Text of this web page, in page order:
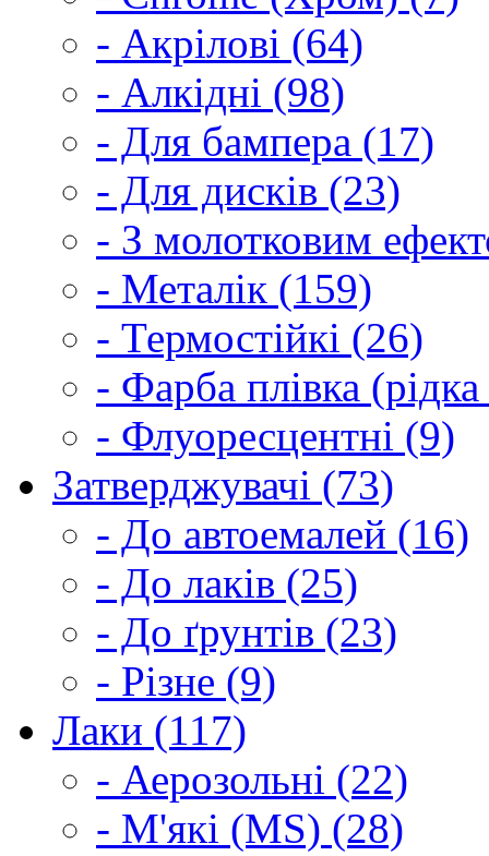
- Акрілові (64)
- Алкідні (98)
- Для бампера (17)
- Для дисків (23)
- З молотковим
- Металік (159)
- Термостійкі (26)
- Фарба плівка
- Флуоресцентні (9)
Затверджувачі (73)
- До автоемалей (16)
- До лаків (25)
- До ґрунтів (23)
- Різне (9)
Лаки (117)
- Аерозольні (22)
- М'які (MS) (28)